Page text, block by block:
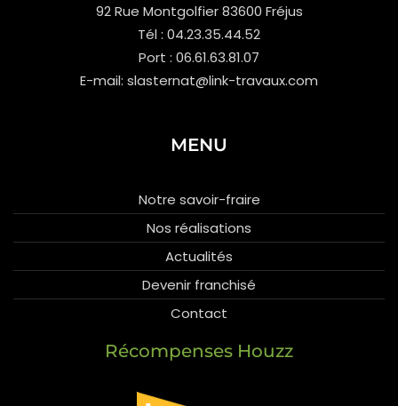
92 Rue Montgolfier 83600 Fréjus
Tél : 04.23.35.44.52
Port : 06.61.63.81.07
E-mail: slasternat@link-travaux.com
MENU
Notre savoir-fraire
Nos réalisations
Actualités
Devenir franchisé
Contact
Récompenses Houzz